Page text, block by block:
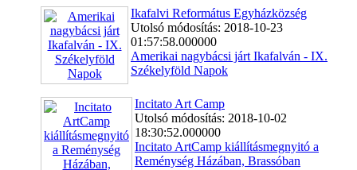
Ikafalvi Református Egyházközség
Utolsó módosítás: 2018-10-23
01:57:58.000000
Amerikai nagybácsi járt Ikafalván - IX.
Székelyföld Napok
Incitato Art Camp
Utolsó módosítás: 2018-10-02
18:30:52.000000
Incitato ArtCamp kiállításmegnyitó a
Reménység Házában, Brassóban